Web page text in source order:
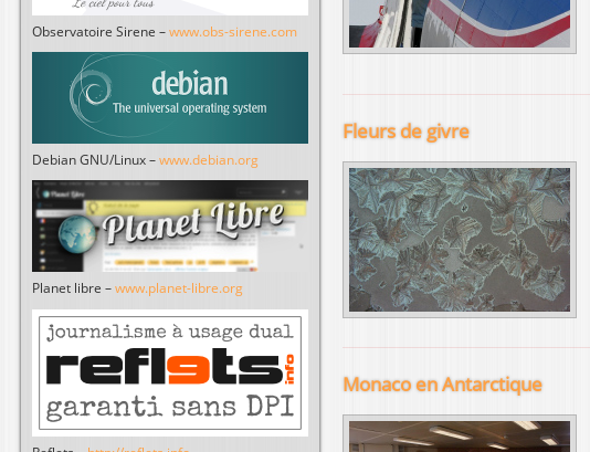
Fleurs de givre
Monaco en Antarctique
Observatoire Sirene – www.obs-sirene.com
Debian GNU/Linux – www.debian.org
Planet libre – www.planet-libre.org